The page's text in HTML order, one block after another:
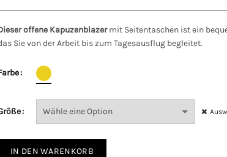
offene Kapuzenblazermit Seitentaschen ist ein
Sie von der Arbeit bis zum Tagesausflug begleitet.
IN DEN WARENKORB